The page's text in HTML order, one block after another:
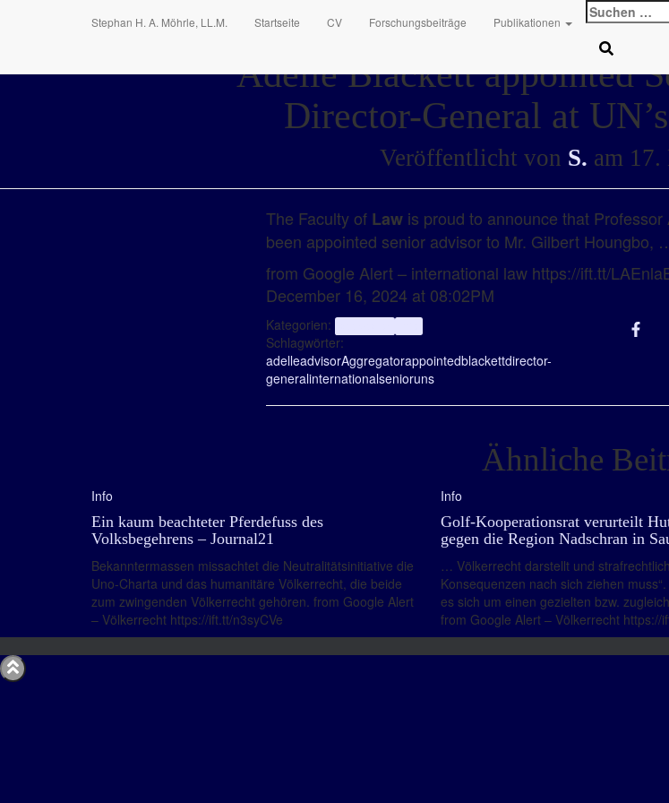
Stephan H. A. Möhrle, LL.M. Startseite CV Forschungsbeiträge Publikationen
Suchen
nach:
Adelle Blackett appointed
Director-General at
Veröffentlicht von S. am 17.
The Faculty of Law is proud to announce that
been appointed senior advisor to Mr. Gilbert Houngbo,
from Google Alert – international law https://ift.tt/
December 16, 2024 at 08:02PM
Kategorien:
Schlagwörter:
adelleadvisorAggregatorappointedblackettdirector-
generalinternationalsenioruns
Ähnliche
Info
Ein kaum beachteter Pferdefuss des
Volksbegehrens – Journal21
Bekanntermassen missachtet die Neutralitätsinitiative die
Uno-Charta und das humanitäre Völkerrecht, die beide
zum zwingenden Völkerrecht gehören. from Google Alert
– Völkerrecht https://ift.tt/n3syCVe
Info
Golf-Kooperationsrat verurteilt
gegen die Region Nadschran in
… Völkerrecht darstellt und
Konsequenzen nach sich ziehen
es sich um einen gezielten bzw.
from Google Alert – Völkerrecht https://